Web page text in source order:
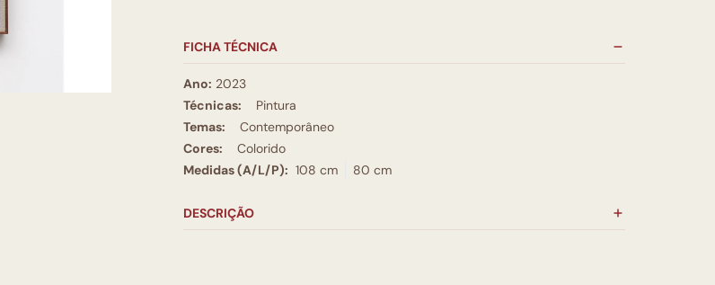
FICHA TÉCNICA
Ano: 2023
Técnicas:
Pintura
Temas:
Contemporâneo
Cores:
Colorido
Medidas (A/L/P): 108 cm 80 cm
DESCRIÇÃO